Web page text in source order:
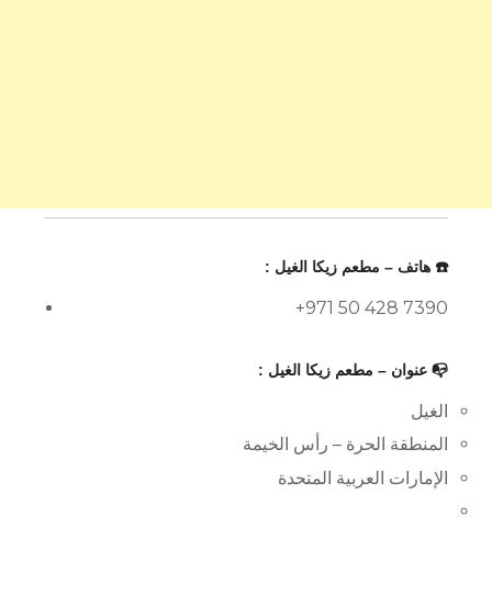
☎️ هاتف – مطعم زيكا الغيل :
+971 50 428 7390
📭 عنوان – مطعم زيكا الغيل :
الغيل
المنطقة الحرة – رأس الخيمة
الإمارات العربية المتحدة